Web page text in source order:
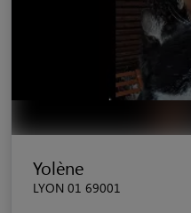
Yolène
LYON 01 69001